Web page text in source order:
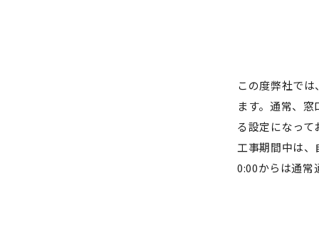
この度弊社で
ます。通常、
る設定になって
工事期間中は
0:00からは通常